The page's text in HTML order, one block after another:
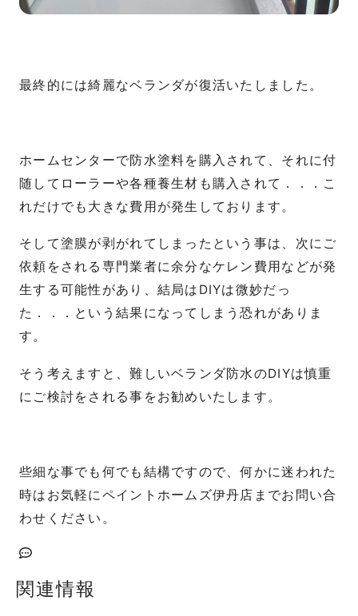
最終的には綺麗なベランダが復活いたしました。
ホームセンターで防水塗料を購入されて、それに付
随してローラーや各種養生材も購入されて．．．こ
れだけでも大きな費用が発生しております。
そして塗膜が剥がれてしまったという事は、次にご
依頼をされる専門業者に余分なケレン費用などが発
生する可能性があり、結局はDIYは微妙だっ
た．．．という結果になってしまう恐れがありま
す。
そう考えますと、難しいベランダ防水のDIYは慎重
にご検討をされる事をお勧めいたします。
些細な事でも何でも結構ですので、何かに迷われた
時はお気軽にペイントホームズ伊丹店までお問い合
わせください。
関連情報